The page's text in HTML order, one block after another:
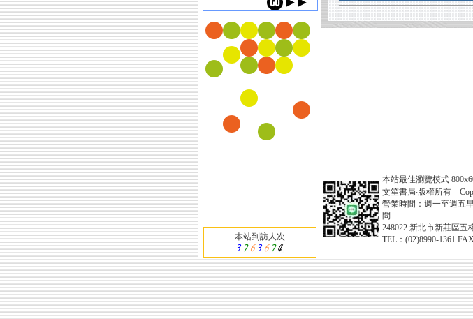
本站到訪人次
本站最佳瀏覽模式
文笙書局‧版權所有
營業時間：週一至週五
問
248022 新北市新莊區
TEL：(02)8990-1361